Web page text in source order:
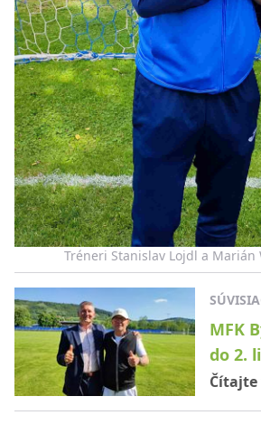
Tréneri Stanislav Lojdl a Marián
MFK
do 2.
Čítajte